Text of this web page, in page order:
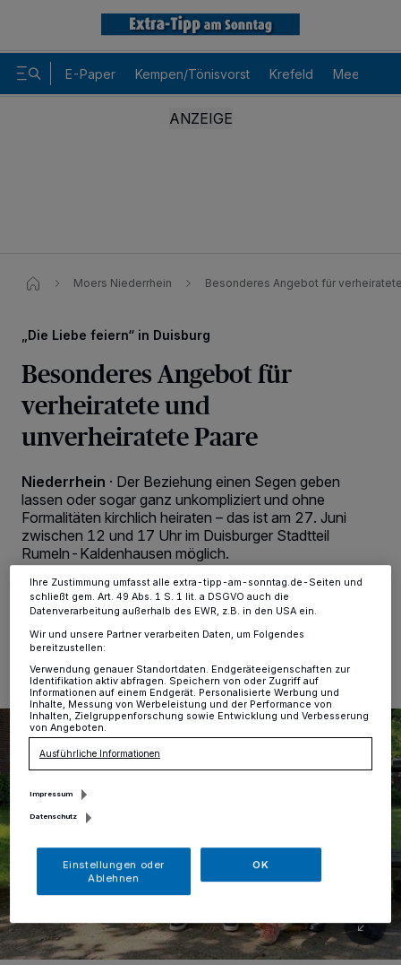
E-Paper Kempen/Tönisvorst Krefeld Meerbusch
Moers Niederrhein Besonderes Angebot für
„Die Liebe feiern“ in Duisburg
Besonderes Angebot für
verheiratete und
unverheiratete Paare
Niederrhein · Der Beziehung einen Segen geben
lassen oder sogar ganz unkompliziert und ohne
Formalitäten kirchlich heiraten – das ist am 27. Juni
zwischen 12 und 17 Uhr im Duisburger Stadtteil
Rumeln-Kaldenhausen möglich.
09.06.2026 , 12:37 Uhr 2 Minuten Lesezeit
Wir und unsere218-Partner speichern und greifen auf
personenbezogene Daten wie Browserdaten oder eindeutige
Kennungen auf Ihrem Gerät zu. Durch Auswahl von OK aktivieren Sie
Tracking-Technologien für die unter „Wir und unsere Partner
Zwecke. Wenn Tracker deaktiviert sind, sind manche Inhalte und
Anzeigen möglicherweise nicht mehr so relevant für Sie. Sie können
dieses Menü jederzeit wieder aufrufen, um Ihre Einstellungen zu
ändern oder Ihre Einwilligung zu widerrufen, indem Sie auf den Link
Einstellungen oder Ablehnen am unteren Rand der Webseite klicken.
Ihre Einstellungen gelten innerhalb unseres Website. Weitere
Informationen finden Sie in unserer Datenschutzerklärung.
Ihre Zustimmung umfasst alle extra-tipp-am-sonntag.de-Seiten und
schließt gem. Art. 49 Abs. 1 S. 1 lit. a DSGVO auch die
Datenverarbeitung außerhalb des EWR, z.B. in den USA ein.
Wir und unsere Partner verarbeiten Daten, um Folgendes
bereitzustellen:
Verwendung genauer Standortdaten. Endgeräteeigenschaften zur
Identifikation aktiv abfragen. Speichern von oder Zugriff auf
Informationen auf einem Endgerät. Personalisierte Werbung und
Inhalte, Messung von Werbeleistung und der Performance von
Inhalten, Zielgruppenforschung sowie Entwicklung und Verbesserung
von Angeboten.
Ausführliche Informationen
Impressum
Datenschutz
Einstellungen oder
Ablehnen
OK